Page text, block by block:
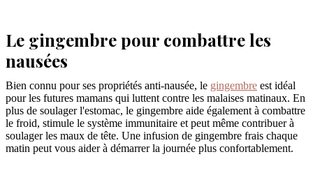
Le gingembre pour combattre les
nausées
Bien connu pour ses propriétés anti-nausée, le gingembre est idéal
pour les futures mamans qui luttent contre les malaises matinaux. En
plus de soulager l'estomac, le gingembre aide également à combattre
le froid, stimule le système immunitaire et peut même contribuer à
soulager les maux de tête. Une infusion de gingembre frais chaque
matin peut vous aider à démarrer la journée plus confortablement.